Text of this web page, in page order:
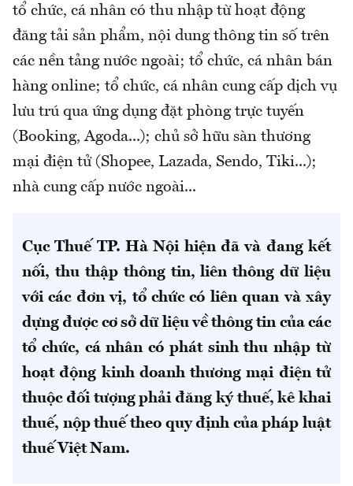
tổ chức, cá nhân có thu nhập từ hoạt động
đăng tải sản phẩm, nội dung thông tin số trên
các nền tảng nước ngoài; tổ chức, cá nhân bán
hàng online; tổ chức, cá nhân cung cấp dịch vụ
lưu trú qua ứng dụng đặt phòng trực tuyến
(Booking, Agoda...); chủ sở hữu sàn thương
mại điện tử (Shopee, Lazada, Sendo, Tiki...);
nhà cung cấp nước ngoài...
Cục Thuế TP. Hà Nội hiện đã và đang kết
nối, thu thập thông tin, liên thông dữ liệu
với các đơn vị, tổ chức có liên quan và xây
dựng được cơ sở dữ liệu về thông tin của các
tổ chức, cá nhân có phát sinh thu nhập từ
hoạt động kinh doanh thương mại điện tử
thuộc đối tượng phải đăng ký thuế, kê khai
thuế, nộp thuế theo quy định của pháp luật
thuế Việt Nam.